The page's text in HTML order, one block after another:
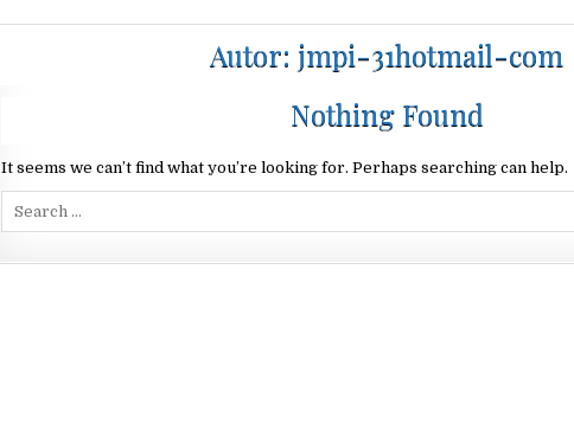
Autor: jmpi-31hotmail-com
Nothing Found
It seems we can’t find what you’re looking for. Perhaps searching can help.